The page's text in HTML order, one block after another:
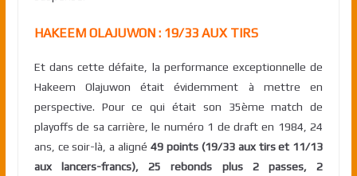
HAKEEM OLAJUWON : 19/33 AUX TIRS
Et dans cette défaite, la performance exceptionnelle de
Hakeem Olajuwon était évidemment à mettre en
perspective. Pour ce qui était son 35ème match de
playoffs de sa carrière, le numéro 1 de draft en 1984, 24
ans, ce soir-là, a aligné49 points (19/33 aux tirs et 11/13
aux lancers-francs), 25 rebonds plus 2 passes, 2